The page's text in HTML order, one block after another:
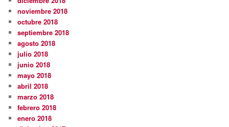
noviembre 2018
octubre 2018
septiembre 2018
agosto 2018
julio 2018
junio 2018
mayo 2018
abril 2018
marzo 2018
febrero 2018
enero 2018